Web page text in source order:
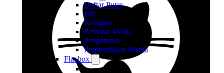
Daftar Putar
File
Navigasi
Pemutar Media
Pengaturan
Perpustakaan Media
Flacbox